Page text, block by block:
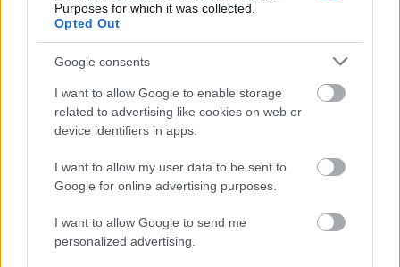
Purposes for which it was collected.
Opted Out
Google consents
I want to allow Google to enable storage
related to advertising like cookies on web or
device identifiers in apps.
I want to allow my user data to be sent to
Google for online advertising purposes.
I want to allow Google to send me
personalized advertising.
A 13 éves lányom kis
asztalt tett ki az
udvarra,…
eddig teljesen
normális volt a
kapcsolatunk.
A húsvét nagy
fordulatot hozhat
A 13 éves lányom
vacsorára hazahozta